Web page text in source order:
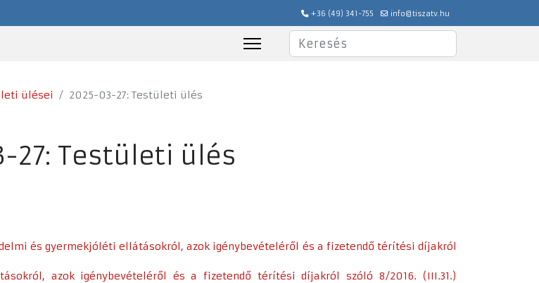
+36 (49) 341-755 info@tiszatv.hu
Keresés
ülései 2025-03-27: Testületi ülés
27: Testületi ülés
és gyermekjóléti ellátásokról, azok igénybevételéről és a fizetendő térítési díjakról
azok igénybevételéről és a fizetendő térítési díjakról szóló 8/2016. (III.31.)